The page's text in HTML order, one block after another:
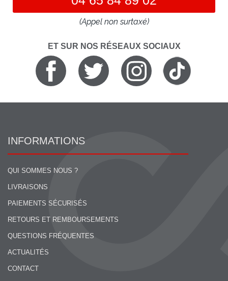
(Appel non surtaxé)
ET SUR NOS RÉSEAUX SOCIAUX
INFORMATIONS
QUI SOMMES NOUS ?
LIVRAISONS
PAIEMENTS SÉCURISÉS
RETOURS ET REMBOURSEMENTS
QUESTIONS FRÉQUENTES
ACTUALITÉS
CONTACT